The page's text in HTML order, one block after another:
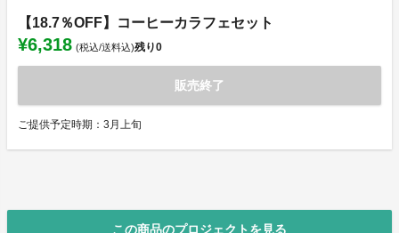
【18.7％OFF】コーヒーカラフェセット
¥6,318 (税込/送料込)残り0
販売終了
ご提供予定時期：3月上旬
この商品のプロジェクトを見る